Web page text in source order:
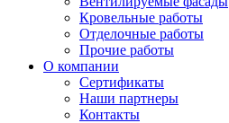
Кровельные работы
Отделочные работы
Прочие работы
О компании
Сертификаты
Наши партнеры
Контакты